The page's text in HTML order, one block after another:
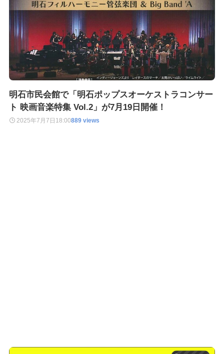
明石市民会館で「明石ポップスオーケストラコンサー
ト 映画音楽特集 Vol.2」が7月19日開催！
2025年7月7日 18:00889 views